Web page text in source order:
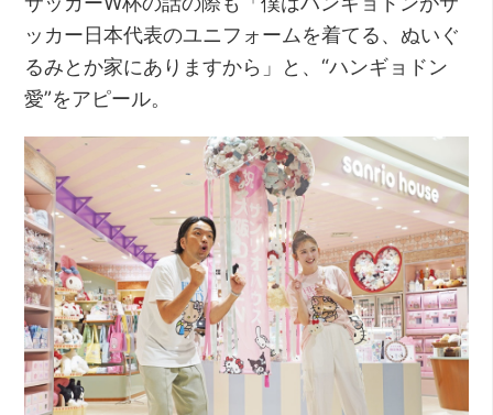
ッカー日本代表のユニフォームを着てる、ぬいぐ
るみとか家にありますから」と、“ハンギョドン
愛”をアピール。